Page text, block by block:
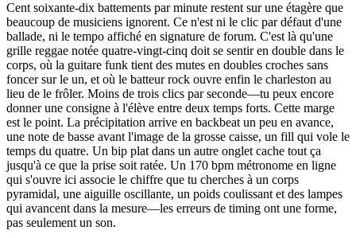
Cent soixante-dix battements par minute restent sur une étagère que
beaucoup de musiciens ignorent. Ce n'est ni le clic par défaut d'une
ballade, ni le tempo affiché en signature de forum. C'est là qu'une
grille reggae notée quatre-vingt-cinq doit se sentir en double dans le
corps, où la guitare funk tient des mutes en doubles croches sans
foncer sur le un, et où le batteur rock ouvre enfin le charleston au
lieu de le frôler. Moins de trois clics par seconde—tu peux encore
donner une consigne à l'élève entre deux temps forts. Cette marge
est le point. La précipitation arrive en backbeat un peu en avance,
une note de basse avant l'image de la grosse caisse, un fill qui vole le
temps du quatre. Un bip plat dans un autre onglet cache tout ça
jusqu'à ce que la prise soit ratée. Un 170 bpm métronome en ligne
qui s'ouvre ici associe le chiffre que tu cherches à un corps
pyramidal, une aiguille oscillante, un poids coulissant et des lampes
qui avancent dans la mesure—les erreurs de timing ont une forme,
pas seulement un son.